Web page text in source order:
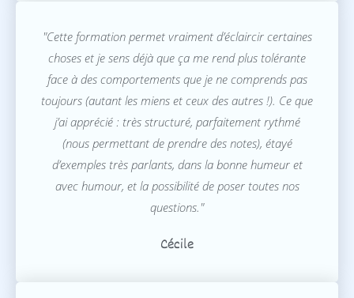
"Cette formation permet vraiment d’éclaircir certaines
choses et je sens déjà que ça me rend plus tolérante
face à des comportements que je ne comprends pas
toujours (autant les miens et ceux des autres !). Ce que
j’ai apprécié : très structuré, parfaitement rythmé
(nous permettant de prendre des notes), étayé
d’exemples très parlants, dans la bonne humeur et
avec humour, et la possibilité de poser toutes nos
questions."
Cécile